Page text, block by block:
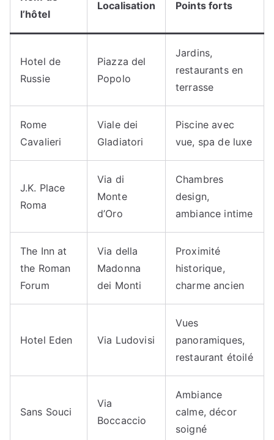
l’hôtel
Localisation Points forts
Hotel de
Russie
Piazza del
Popolo
Jardins,
restaurants en
terrasse
Rome
Cavalieri
Viale dei
Gladiatori
Piscine avec
vue, spa de luxe
J.K. Place
Roma
Via di
Monte
d’Oro
Chambres
design,
ambiance intime
The Inn at
the Roman
Forum
Via della
Madonna
dei Monti
Proximité
historique,
charme ancien
Hotel Eden Via Ludovisi
Vues
panoramiques,
restaurant étoilé
Sans Souci
Via
Boccaccio
Ambiance
calme, décor
soigné